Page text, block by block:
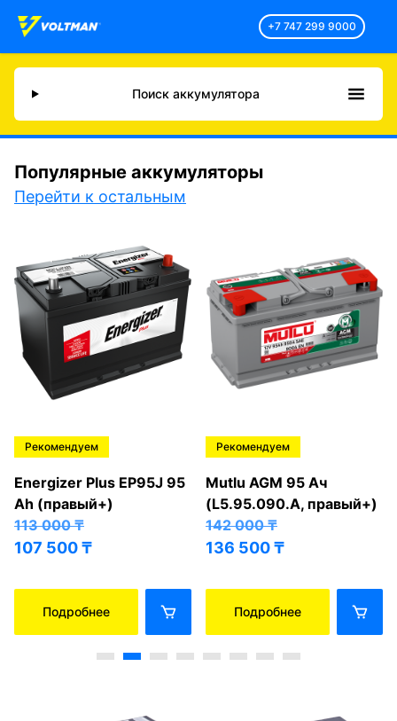
+7 747 299 9000
Поиск аккумулятора
Популярные аккумуляторы
Перейти к остальным
Рекомендуем
Energizer Plus EP95J 95
Ah (правый+)
113 000₸
107 500₸
Подробнее
Рекомендуем
Mutlu AGM 95 Ач
(L5.95.090.A, правый+)
142 000₸
136 500₸
Подробнее